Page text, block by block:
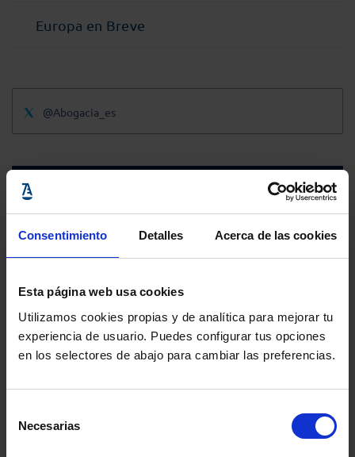
Consentimiento Detalles Acerca de las cookies
Esta página web usa cookies
Utilizamos cookies propias y de analítica para mejorar tu
experiencia de usuario. Puedes configurar tus opciones
en los selectores de abajo para cambiar las preferencias.
Necesarias
Europa en Breve
@Abogacia_es